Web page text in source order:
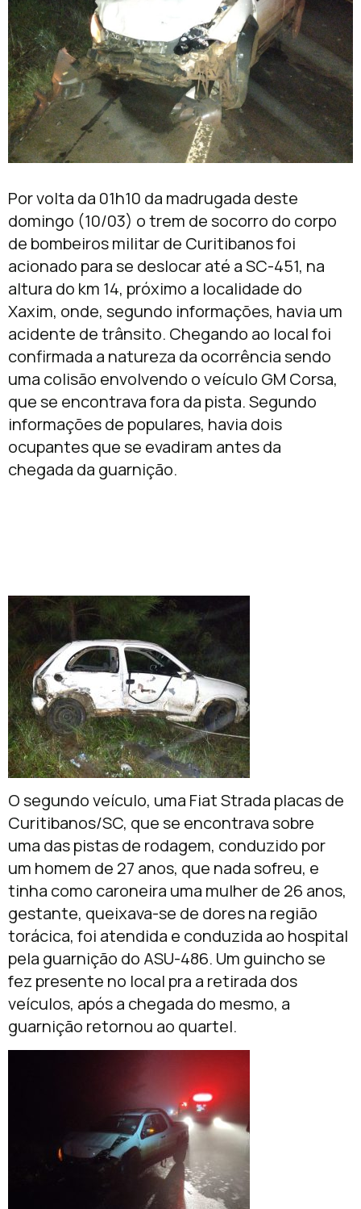
Por volta da 01h10 da madrugada deste
domingo (10/03) o trem de socorro do corpo
de bombeiros militar de Curitibanos foi
acionado para se deslocar até a SC-451, na
altura do km 14, próximo a localidade do
Xaxim, onde, segundo informações, havia um
acidente de trânsito. Chegando ao local foi
confirmada a natureza da ocorrência sendo
uma colisão envolvendo o veículo GM Corsa,
que se encontrava fora da pista. Segundo
informações de populares, havia dois
ocupantes que se evadiram antes da
chegada da guarnição.
O segundo veículo, uma Fiat Strada placas de
Curitibanos/SC, que se encontrava sobre
uma das pistas de rodagem, conduzido por
um homem de 27 anos, que nada sofreu, e
tinha como caroneira uma mulher de 26 anos,
gestante, queixava-se de dores na região
torácica, foi atendida e conduzida ao hospital
pela guarnição do ASU-486. Um guincho se
fez presente no local pra a retirada dos
veículos, após a chegada do mesmo, a
guarnição retornou ao quartel.